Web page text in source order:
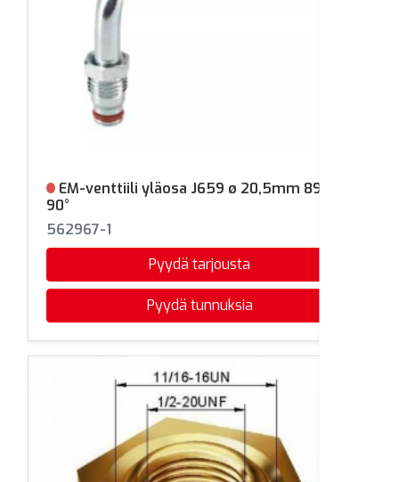
Ei varastossa
EM-venttiili yläosa J659 ø 20,5mm 89mm
90°
562967-1
Pyydä tarjousta
Pyydä tunnuksia